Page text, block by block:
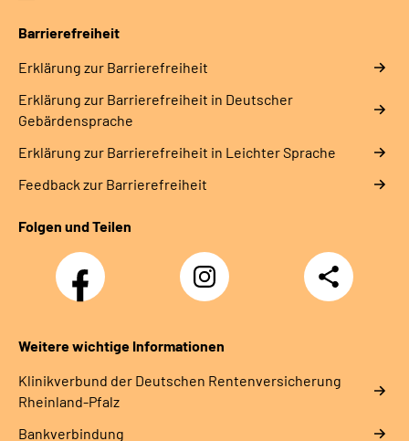
Barrierefreiheit
Erklärung zur Barrierefreiheit
Erklärung zur Barrierefreiheit in Deutscher
Gebärdensprache
Erklärung zur Barrierefreiheit in Leichter Sprache
Feedback zur Barrierefreiheit
Folgen und Teilen
Facebook
Instagram
DRV
Nachwuchskräfte
Teilen
Weitere wichtige Informationen
Klinikverbund der Deutschen Rentenversicherung
Rheinland-Pfalz
Bankverbindung